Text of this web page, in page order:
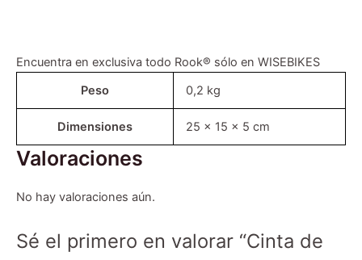
Encuentra en exclusiva todo Rook® sólo en WISEBIKES
Peso
0,2 kg
Dimensiones 25 × 15 × 5 cm
Valoraciones
No hay valoraciones aún.
Sé el primero en valorar “Cinta de